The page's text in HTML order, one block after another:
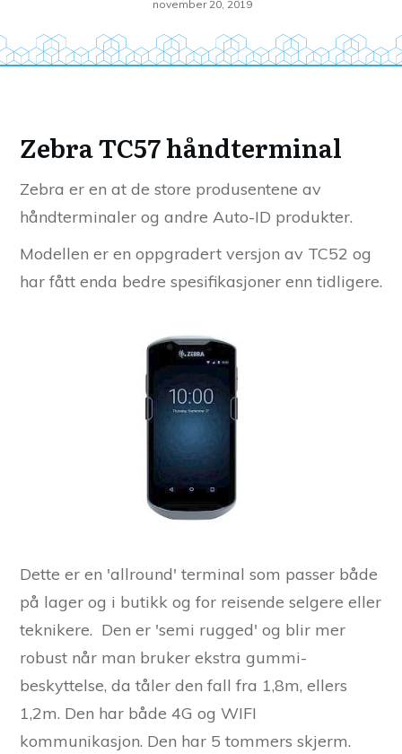
november 20, 2019
Zebra TC57 håndterminal
Zebra er en at de store produsentene av
håndterminaler og andre Auto-ID produkter.
Modellen er en oppgradert versjon av TC52 og
har fått enda bedre spesifikasjoner enn tidligere.
Dette er en 'allround' terminal som passer både
på lager og i butikk og for reisende selgere eller
teknikere. Den er 'semi rugged' og blir mer
robust når man bruker ekstra gummi-
beskyttelse, da tåler den fall fra 1,8m, ellers
1,2m. Den har både 4G og WIFI
kommunikasjon. Den har 5 tommers skjerm.